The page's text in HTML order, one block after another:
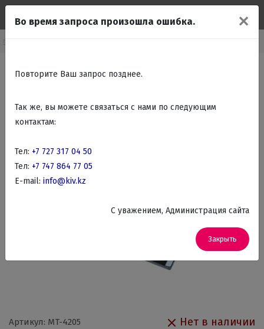
бытовая техника
Артикул: MT-4205 Нет в наличии
✕
Во время запроса произошла ошибка.
Повторите Ваш запрос позднее.
Так же, вы можете связаться с нами по следующим
контактам:
Тел: +7 727 317 04 50
Тел: +7 747 864 77 05
E-mail: info@kiv.kz
C уважением, Администрация сайта
Закрыть